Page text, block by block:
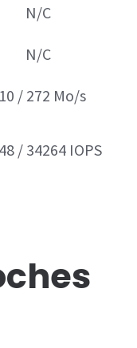
N/C
N/C
/ 272 Mo/s
/ 34264 IOPS